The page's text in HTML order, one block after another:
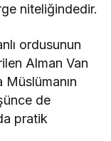
niteliğindedir.
ordusunun
Alman Van
de
pratik